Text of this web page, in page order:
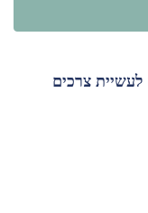
לעשיית צרכים